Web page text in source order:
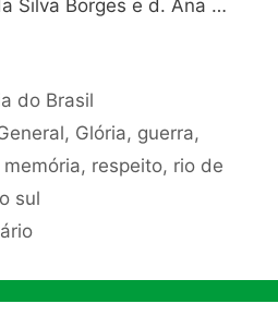
Silva Borges e d. Ana …
do Brasil
, Glória, guerra,
memória, respeito, rio de
sul